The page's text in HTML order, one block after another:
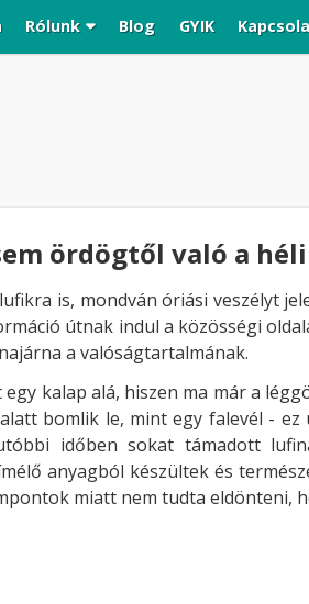
Rólunk Blog GYIK
ördögtől való a
is, mondván óriási veszélyt
útnak indul a közösségi
a valóságtartalmának.
kalap alá, hiszen ma már a
bomlik le, mint egy falevél - ez
időben sokat támadott
anyagból készültek és
miatt nem tudta eldönteni,